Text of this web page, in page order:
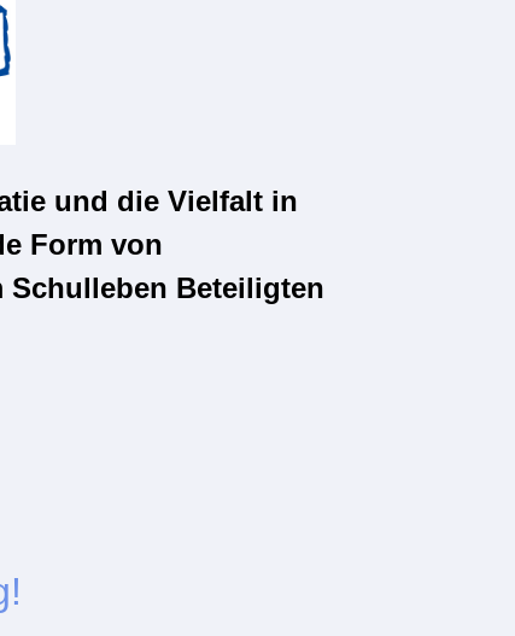
und die Vielfalt in
Form von
Schulleben Beteiligten